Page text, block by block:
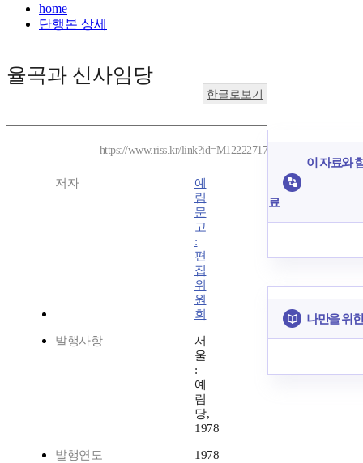
home
단행본 상세
율곡과 신사임당
한글로보기
https://www.riss.kr/link?id=M12222717
저자
예
림
문
고
:
편
집
위
원
회
발행사항
서
울
:
예
림
당,
1978
발행연도 1978
이 자료와
료
나만을 위